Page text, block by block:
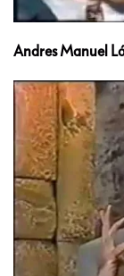
Andres Manuel